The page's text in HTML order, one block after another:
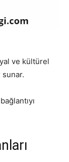
ve kültürel